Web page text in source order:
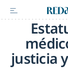
justicia